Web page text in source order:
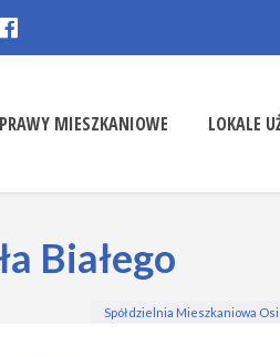
MIESZKANIOWE LOKALE
Białego
Spółdzielnia Mieszkaniowa